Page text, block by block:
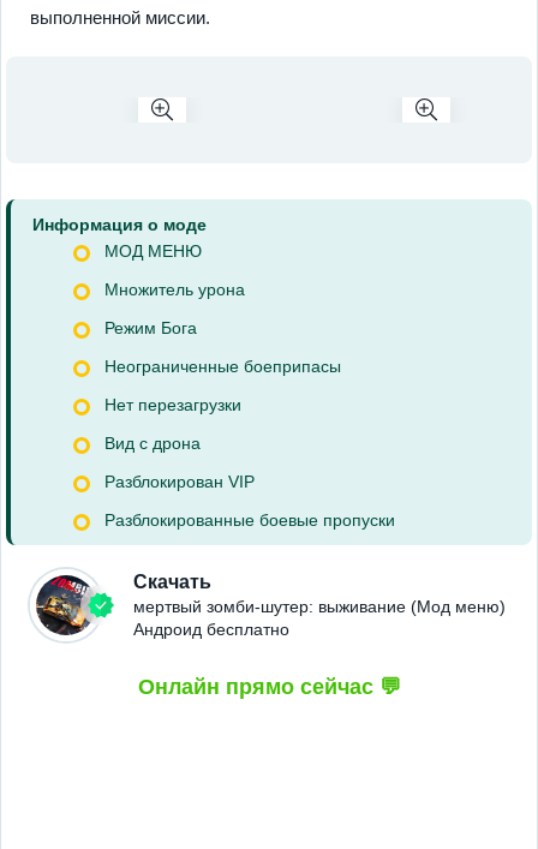
выполненной миссии.
Информация о моде
МОД МЕНЮ
Множитель урона
Режим Бога
Неограниченные боеприпасы
Нет перезагрузки
Вид с дрона
Разблокирован VIP
Разблокированные боевые пропуски
Скачать
мертвый зомби-шутер: выживание (Мод меню)
Андроид бесплатно
Онлайн прямо сейчас 💬